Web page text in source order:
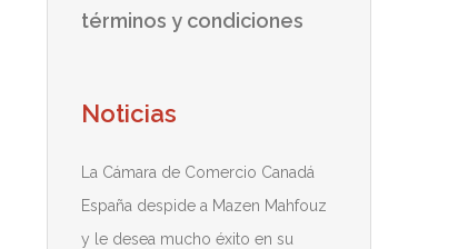
términos y condiciones
Noticias
La Cámara de Comercio Canadá
España despide a Mazen Mahfouz
y le desea mucho éxito en su